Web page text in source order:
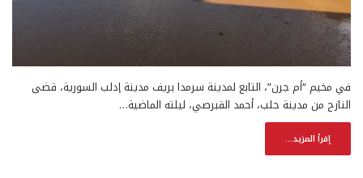
في مخيم “أم جرن”، التابع لمدينة سرمدا بريف مدينة إدلب السورية، قضى
النازح من مدينة حلب، أحمد القبرصي، ليلته الماضية…
إقرأ المزيد...